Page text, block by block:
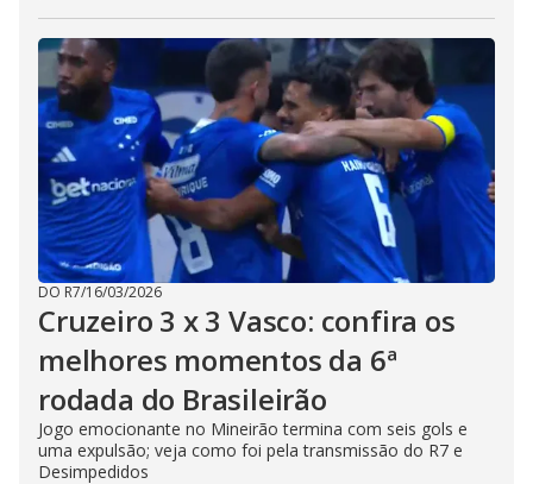
DO R7/16/03/2026
Cruzeiro 3 x 3 Vasco: confira os
melhores momentos da 6ª
rodada do Brasileirão
Jogo emocionante no Mineirão termina com seis gols e
uma expulsão; veja como foi pela transmissão do R7 e
Desimpedidos